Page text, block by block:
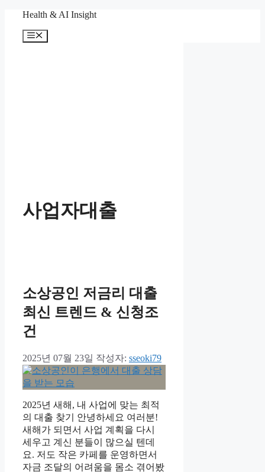
Health & AI Insight
메
사업자대출
소상공인 저금리 대출
최신 트렌드 & 신청조
건
2025년 07월 23일 작성자: sseoki79
2025년 새해, 내 사업에 맞는 최적
의 대출 찾기 안녕하세요 여러분!
새해가 되면서 사업 계획을 다시
세우고 계신 분들이 많으실 텐데
요. 저도 작은 카페를 운영하면서
자금 조달의 어려움을 몸소 겪어봤